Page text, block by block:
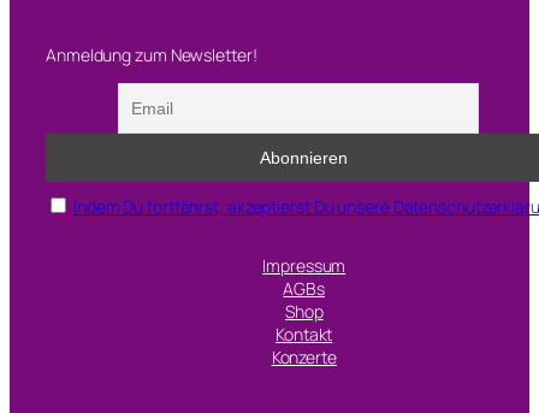
Anmeldung zum Newsletter!
Indem Du fortfährst, akzeptierst Du unsere
Impressum
AGBs
Shop
Kontakt
Konzerte